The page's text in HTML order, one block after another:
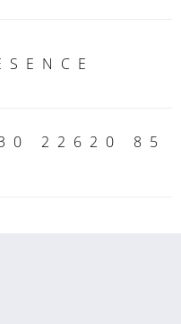
22620 85